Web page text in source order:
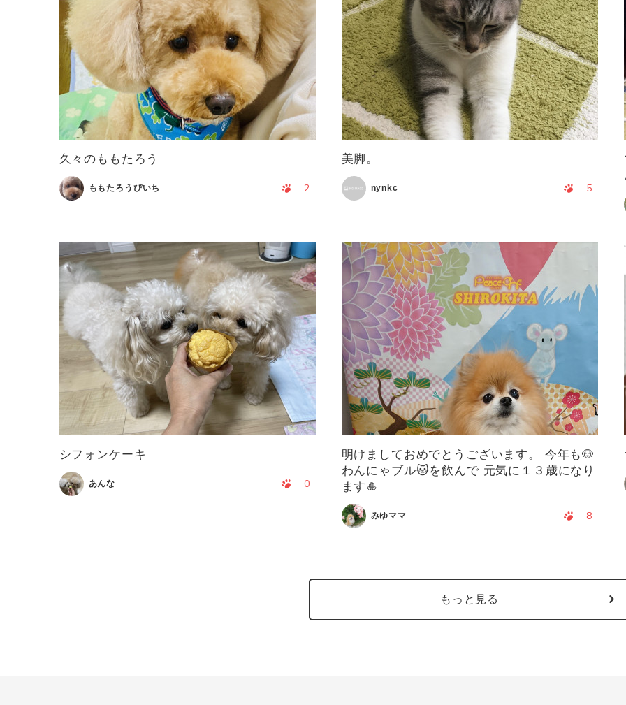
久々のももたろう
ももたろうぴいち 2
美脚。
nynkc 5
シフォンケーキ
あんな 0
明けましておめでとうございます。 今年も🐶
わんにゃブル🐱を飲んで 元気に１３歳になり
ます🎍
みゆママ 8
もっと見る